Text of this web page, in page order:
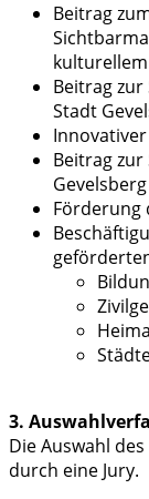
Beitrag
Beitrag
Stadt
Beitrag
Gevelsberg
Förderung
3.
Die Auswahl
durch eine Jury.